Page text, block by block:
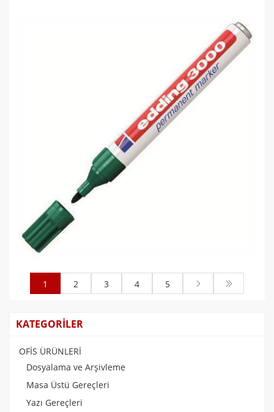
0,00 TL
1 2 3 4 5
KATEGORİLER
OFİS ÜRÜNLERİ
Dosyalama ve Arşivleme
Masa Üstü Gereçleri
Yazı Gereçleri